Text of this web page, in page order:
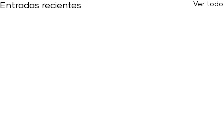
Entradas recientes Ver todo